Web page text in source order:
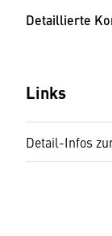
Detaillierte
Links
Detail-Infos